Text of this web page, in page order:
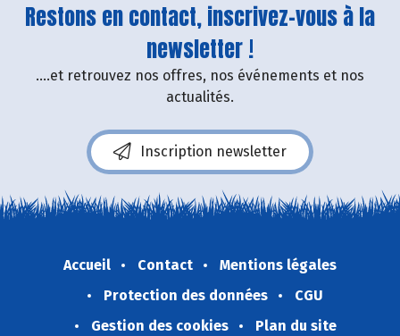
Restons en contact, inscrivez-vous à la
newsletter !
....et retrouvez nos offres, nos événements et nos
actualités.
Inscription newsletter
Accueil Contact
Mentions légales
Protection des données
CGU
Gestion des cookies
Plan du site